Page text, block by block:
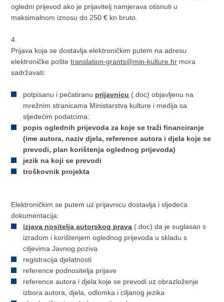
ogledni prijevod ako je prijavitelj namjerava otisnuti u
maksimalnom iznosu do 250 € kn bruto.
4.
Prijava koja se dostavlja elektroničkim putem na adresu
elektroničke poštetranslation-grants@min-kulture.hr mora
sadržavati:
potpisanu i pečatiranu prijavnicu (.doc) objavljenu na
mrežnim stranicama Ministarstva kulture i medija sa
sljedećim podatcima:
popis oglednih prijevoda za koje se traži financiranje
(ime autora, naziv djela, reference autora i djela koje se
prevodi, plan korištenja oglednog prijevoda)
jezik na koji se prevodi
troškovnik projekta
Elektroničkim se putem uz prijavnicu dostavlja i sljedeća
dokumentacija:
izjava nositelja autorskog prava (.doc) da je suglasan s
izradom i korištenjem oglednog prijevoda u skladu s
ciljevima Javnog poziva
registracija djelatnosti
reference podnositelja prijave
reference autora i djela koje se prevodi uz obrazloženje
izbora autora, djela, odlomka i ciljanog jezika